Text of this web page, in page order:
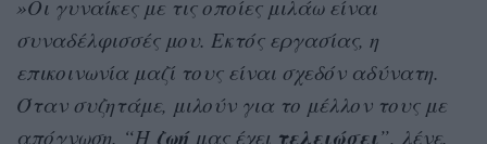
»Οι γυναίκες με τις οποίες μιλάω είναι
συναδέλφισσές μου. Εκτός εργασίας, η
επικοινωνία μαζί τους είναι σχεδόν αδύνατη.
Όταν συζητάμε, μιλούν για το μέλλον τους με
απόγνωση. “Η ζωή μας έχει τελειώσει”, λένε.